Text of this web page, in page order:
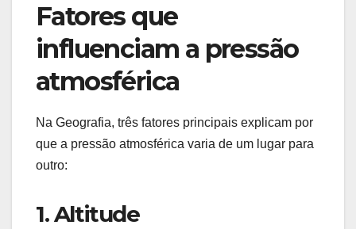
Fatores que
influenciam a pressão
atmosférica
Na Geografia, três fatores principais explicam por
que a pressão atmosférica varia de um lugar para
outro:
1. Altitude